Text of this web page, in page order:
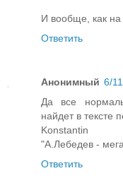
И вообще, как на
Ответить
Анонимный 6/
Да все
найдет в тексте
Konstantin
"А.Лебедев -
Ответить